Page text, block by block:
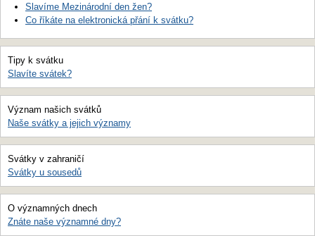
Slavíme Mezinárodní den žen?
Co říkáte na elektronická přání k svátku?
Tipy k svátku
Slavíte svátek?
Význam našich svátků
Naše svátky a jejich významy
Svátky v zahraničí
Svátky u sousedů
O významných dnech
Znáte naše významné dny?